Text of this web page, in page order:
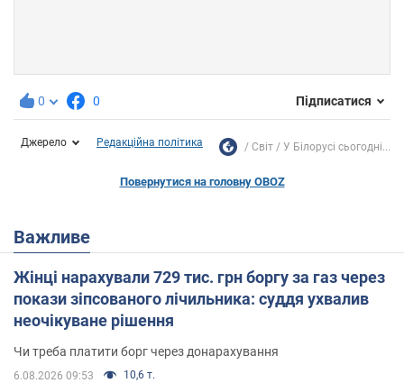
0 0 Підписатися
Джерело Редакційна політика Світ У Білорусі сьогодні...
Повернутися на головну OBOZ
Важливе
Жінці нарахували 729 тис. грн боргу за газ через
покази зіпсованого лічильника: суддя ухвалив
неочікуване рішення
Чи треба платити борг через донарахування
6.08.2026 09:53 10,6 т.